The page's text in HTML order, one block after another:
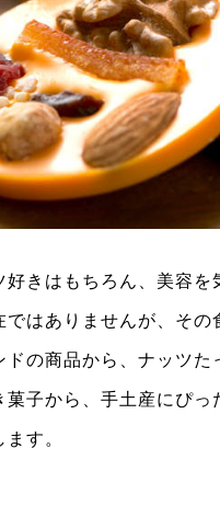
好きはもちろん、美容
ではありませんが、その
ドの商品から、ナッツ
菓子から、手土産にぴ
す。